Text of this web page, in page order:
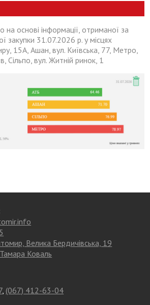
на основі інформації, отриманої за
закупки 31.07.2026 р. у місцях
15А, Ашан, вул. Київська, 77, Метро,
Сільпо, вул. Житній ринок, 1
Велика Бердичівська, 19
Тамара Коваль
, (067) 412-63-04